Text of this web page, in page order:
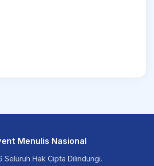
Menulis Nasional
Seluruh Hak Cipta Dilindungi.